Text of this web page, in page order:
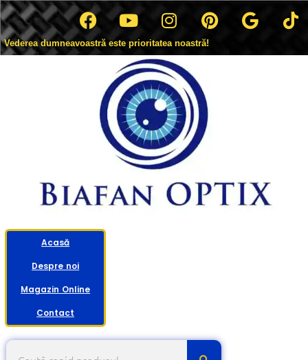
Vederea dumneavoastră este prioritatea noastră!
Acasă
Despre noi
Magazin Online
Contact